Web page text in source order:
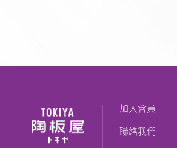
加入會員
聯絡我們